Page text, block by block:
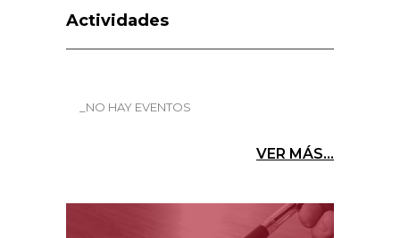
Actividades
_NO HAY EVENTOS
VER MÁS...